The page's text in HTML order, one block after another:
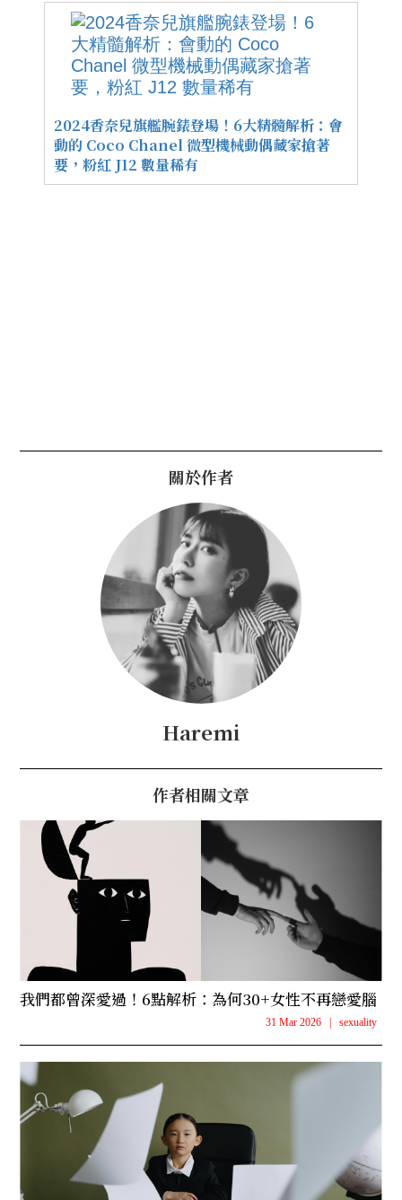
2024香奈兒旗艦腕錶登場！6大精髓解析：會
動的 Coco Chanel 微型機械動偶藏家搶著
要，粉紅 J12 數量稀有
關於作者
Haremi
作者相關文章
我們都曾深愛過！6點解析：為何30+女性不再戀愛腦
31 Mar 2026 sexuality